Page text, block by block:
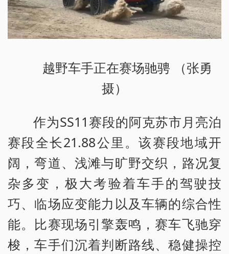
越野车手正在赛场驰骋 （张勇
摄）
作为SS11赛段的阿克苏市月亮泊
赛段全长21.88公里。该赛段地域开
阔，弯道、浅滩与旷野交织，路况复
杂多变，极大考验着车手的驾驶技
巧、临场应变能力以及车辆的综合性
能。比赛现场引擎轰鸣，赛车飞驰穿
梭，车手们沉着判断路线、稳健操控